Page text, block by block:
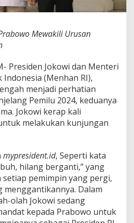
a
b
w
o
e
w
a
k
i
i
U
s
a
n
n
d
o
n
Mewakili Urusan
Presiden Jokowi dan Menteri
(Menhan RI),
menjadi perhatian
Pemilu 2024, keduanya
Jokowi kerap kali
melakukan kunjungan
mypresident.id, Seperti kata
hilang berganti,” yang
setiap pemimpin yang pergi,
menggantikannya. Dalam
olah Jokowi sedang
kepada Prabowo untuk